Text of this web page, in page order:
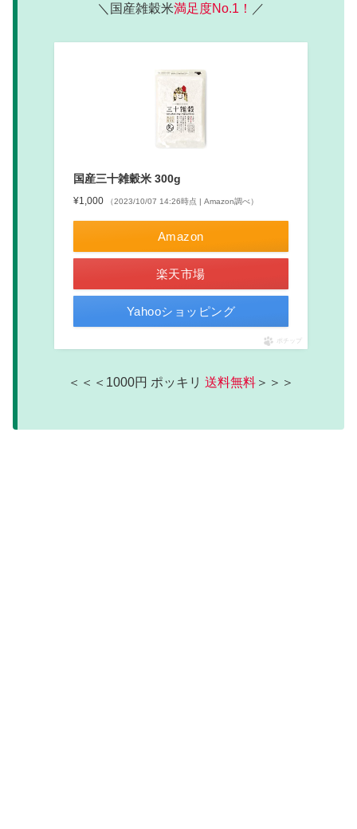
＼国産雑穀米満足度No.1！ ／
国産三十雑穀米 300g
¥1,000 （2023/10/07 14:26時点 | Amazon調べ）
Amazon
楽天市場
Yahooショッピング
ポチップ
＜＜＜1000円 ポッキリ 送料無料 ＞＞＞